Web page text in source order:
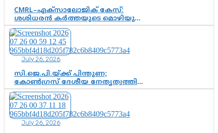
CMRL–എക്‌സാലോജിക് കേസ്:
ശശിധരൻ കർത്തയുടെ മൊഴിയുടെ
അടിസ്ഥാനത്തിൽ പിണറായി
വിജയനെ ചോദ്യം ചെയ്യുന്നതിൽ ഉടൻ
തീരുമാനം; വീണയ്‌ക്കെതിരെ
കൂടുതൽ തെളിവുകൾ പരിശോധിച്ച്
ഇഡി
July 26, 2026
സി.ജെ.പി.യ്ക്ക് പിന്തുണ;
കോൺഗ്രസ് ദേശീയ നേതൃത്വത്തിൽ
ആശങ്കയോ? പാർട്ടിക്കുള്ളിൽ
ഭിന്നാഭിപ്രായമെന്ന വിലയിരുത്തൽ
July 26, 2026